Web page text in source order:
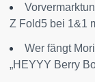
Z Fold5 bei 1&1
Wer fängt
„HEYYY Berry